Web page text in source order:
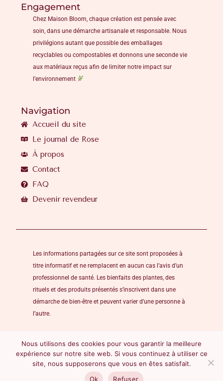
Engagement
Chez Maison Bloom, chaque création est pensée avec
soin, dans une démarche artisanale et responsable. Nous
privilégions autant que possible des emballages
recyclables ou compostables et donnons une seconde vie
aux matériaux reçus afin de limiter notre impact sur
l’environnement
Navigation
Accueil du site
Le journal de Rose
À propos
Contact
FAQ
Devenir revendeur
Les informations partagées sur ce site sont proposées à
titre informatif et ne remplacent en aucun cas l’avis d’un
professionnel de santé. Les bienfaits des plantes, des
rituels et des produits présentés s’inscrivent dans une
démarche de bien-être et peuvent varier d’une personne à
l’autre.
Mentions légales Politique de confidentialité
Copyright © 2016 - 2026 Rose Blooming Mind. Tous droits réservés.
Nous utilisons des cookies pour vous garantir la meilleure
expérience sur notre site web. Si vous continuez à utiliser ce
site, nous supposerons que vous en êtes satisfait.
Ok
Refuser